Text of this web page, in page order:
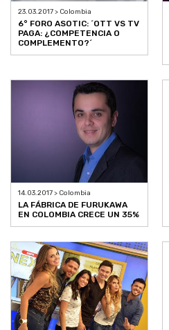
23.03.2017 > Colombia
6° FORO ASOTIC: ´OTT VS TV
PAGA: ¿COMPETENCIA O
COMPLEMENTO?´
14.03.2017 > Colombia
LA FÁBRICA DE FURUKAWA
EN COLOMBIA CRECE UN 35%